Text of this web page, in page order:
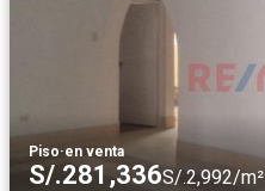
Piso·en venta
S/.281,336S/.2,992/m²